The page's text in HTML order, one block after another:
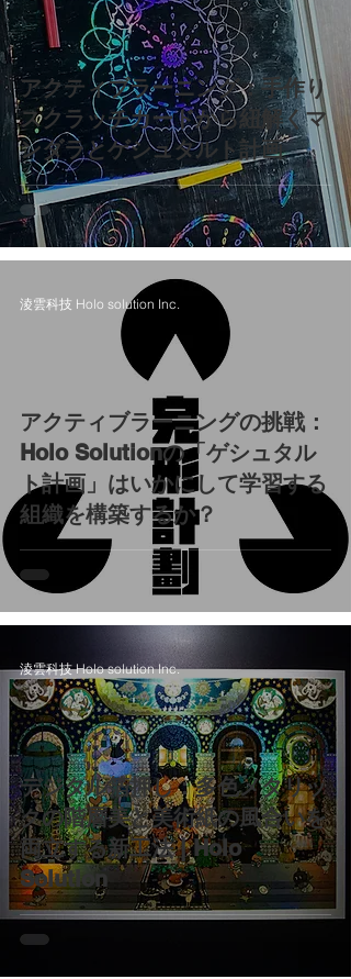
アクティブラーニング：手作り
スクラッチカードから紐解くマ
ンダラとゲシュタルト計画
アクティブラーニングの挑戦：
Holo Solutionの「ゲシュタル
ト計画」はいかにして学習する
組織を構築するか？
淩雲科技 Holo solution Inc.
デジタル箔押し：多色メタリッ
クの階層美と美術紙の風合いを
両立する新工法 | Holo
Solution
淩雲科技 Holo solution Inc.